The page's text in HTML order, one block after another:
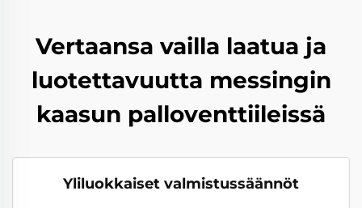
Vertaansa vailla laatua ja
luotettavuutta messingin
kaasun palloventtiileissä
Yliluokkaiset valmistussäännöt